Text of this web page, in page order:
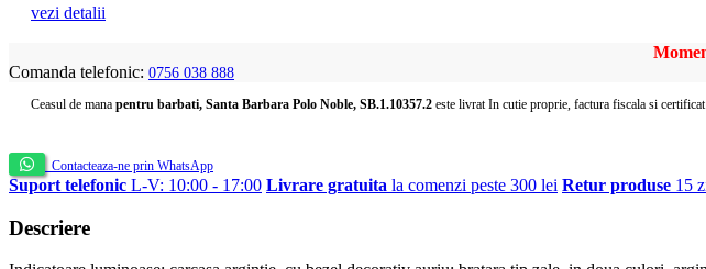
vezi detalii
Comanda telefonic: 0756 038 888
Ceasul de mana pentru barbati, Santa Barbara Polo Noble, SB.1.10357.2 este livrat In cutie proprie, factura fiscala si
Contacteaza-ne prin WhatsApp
Suport telefonic L-V: 10:00 - 17:00 Livrare gratuita la comenzi peste 300 lei Retur produse 15
Descriere